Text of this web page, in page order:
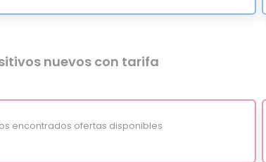
nuevos con tarifa
encontrados ofertas disponibles